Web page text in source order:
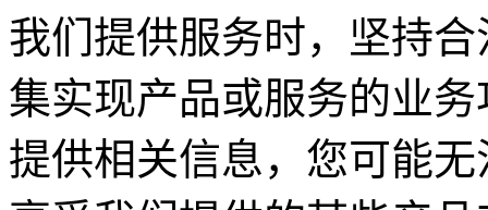
我们提供服务时，坚持
集实现产品或服务的业
提供相关信息，您可能